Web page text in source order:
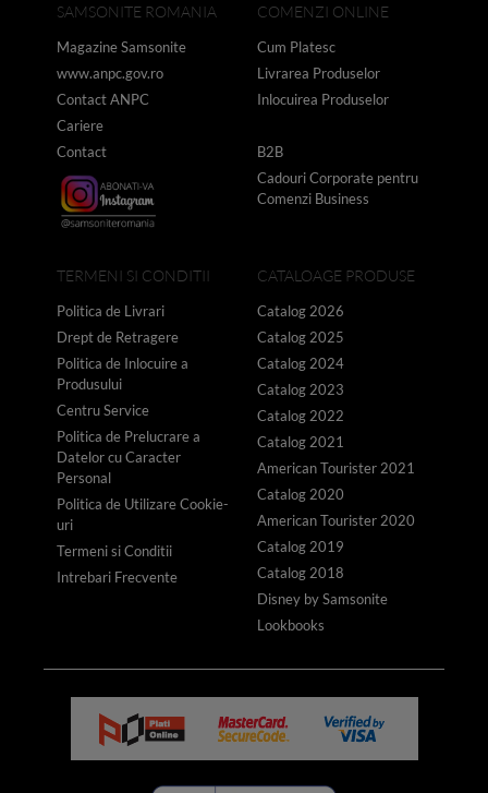
SAMSONITE ROMANIA
Magazine Samsonite
www.anpc.gov.ro
Contact ANPC
Cariere
Contact
COMENZI ONLINE
Cum Platesc
Livrarea Produselor
Inlocuirea Produselor
B2B
Cadouri Corporate pentru
Comenzi Business
TERMENI SI CONDITII
Politica de Livrari
Drept de Retragere
Politica de Inlocuire a
Produsului
Centru Service
Politica de Prelucrare a
Datelor cu Caracter
Personal
Politica de Utilizare Cookie-
uri
Termeni si Conditii
Intrebari Frecvente
CATALOAGE PRODUSE
Catalog 2026
Catalog 2025
Catalog 2024
Catalog 2023
Catalog 2022
Catalog 2021
American Tourister 2021
Catalog 2020
American Tourister 2020
Catalog 2019
Catalog 2018
Disney by Samsonite
Lookbooks